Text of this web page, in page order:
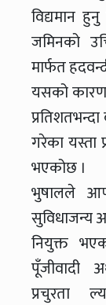
विद्यमान
जमिनको
मार्फत
यसको
गरेका यस्ता
भएकोछ ।
भुषालले
सुविधाजन्य
नियुक्त
पूँजीवादी
प्रचुरता